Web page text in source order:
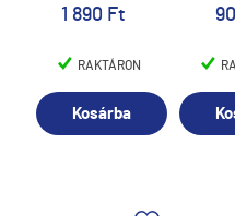
1 890 Ft
RAKTÁRON
Kosárba